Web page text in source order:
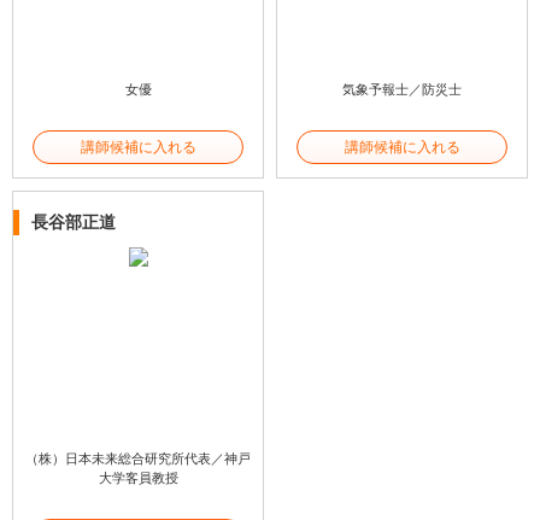
女優
講師候補に入れる
気象予報士／防災士
講師候補に入れる
長谷部正道
（株）日本未来総合研究所代表／神戸
大学客員教授